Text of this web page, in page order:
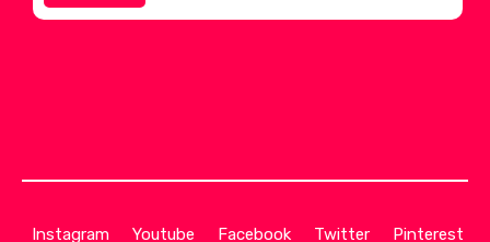
Instagram Youtube Facebook Twitter Pinterest